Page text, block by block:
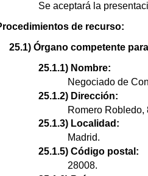
Se aceptará la
de recurso:
25.1) Órgano competente
25.1.1) Nombre:
Negociado de
25.1.2) Dirección:
Romero Robledo,
25.1.3) Localidad:
Madrid.
25.1.5) Código postal:
28008.